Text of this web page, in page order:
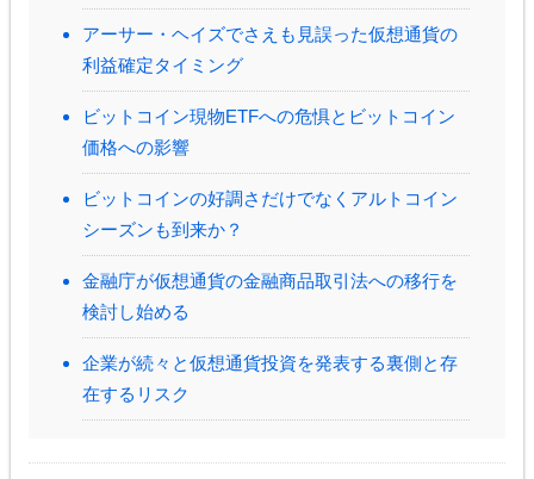
アーサー・ヘイズでさえも見誤った仮想通貨の
利益確定タイミング
ビットコイン現物ETFへの危惧とビットコイン
価格への影響
ビットコインの好調さだけでなくアルトコイン
シーズンも到来か？
金融庁が仮想通貨の金融商品取引法への移行を
検討し始める
企業が続々と仮想通貨投資を発表する裏側と存
在するリスク